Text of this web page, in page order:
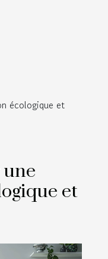
écologique et
et